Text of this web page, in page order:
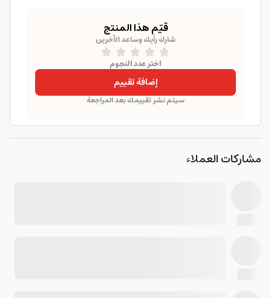
قيّم هذا المنتج
شارك رأيك وساعد الآخرين
اختر عدد النجوم
إضافة تقييم
سيتم نشر تقييمك بعد المراجعة
مشاركات العملاء